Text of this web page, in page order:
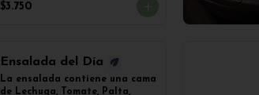
es de 500grs aprox.
$3.750
Ensalada del Día
La ensalada contiene una cama
de Lechuga, Tomate, Palta,